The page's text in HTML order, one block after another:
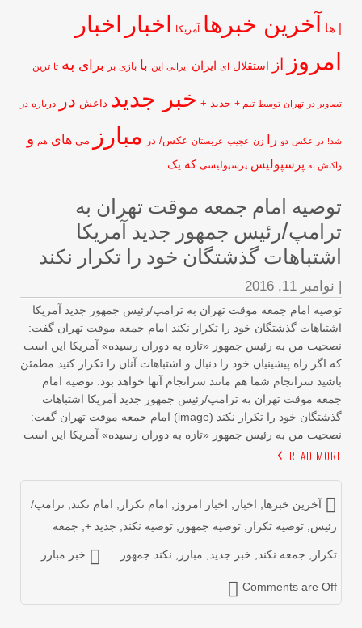
آخرین خبرها آمریکا اخباراخبار
از استقلال ای ایران ایرانی این با بازی بر برای به تا ترین
در تهران توسط تیم + جدید + خبر جدید داعش در درباره در
در عکس دو را زن عجیب عربستان عکس/ در مبارز می های هم و
به پرسپولیس پرسپولیسی که یک
امام جمعه موقت تهران به
رئیس جمهور جدید آمریکا
گذشتگان خود را تکرار نکند
نوامبر 11, 2016
امام جمعه موقت تهران به ترامپ/رئیس جمهور جدید آمریکا
گذشتگان خود را تکرار نکند امام جمعه موقت تهران گفت:
من به رئیس جمهور «تازه به دوران رسیده» آمریکا این است
اگر راه پیشینیان‌‌ خود را دنبال و اشتباهات آنان را تکرار کنید مطمئن
سرانجام شما هم مانند سرانجام آنها خواهد بود. توصیه امام
موقت تهران به ترامپ/رئیس جمهور جدید آمریکا اشتباهات
گذشتگان خود را تکرار نکند (image) امام جمعه موقت تهران گفت:
من به رئیس جمهور «تازه به دوران رسیده» آمریکا این است
READ
آخرین خبرها ,اخبار ,اخبار امروز,امام تکرار ,امام نکند, ترامپ/
,توصیه تکرار ,توصیه جمهور,توصیه نکند, جدید +,جمعه
,جمعه نکند, خبر جدید ,مبارز ,نکند جمهور خبر مبارز
Comments are Off